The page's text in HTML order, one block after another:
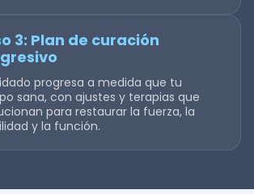
3: Plan de curación
progresa a medida que tu
sana, con ajustes y terapias que
para restaurar la fuerza, la
y la función.